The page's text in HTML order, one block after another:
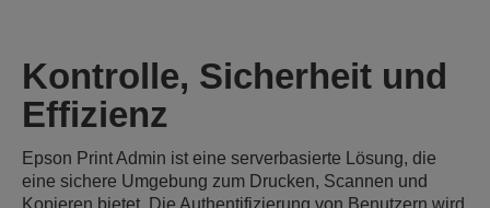
Kontrolle, Sicherheit und
Effizienz
Epson Print Admin ist eine serverbasierte Lösung, die
eine sichere Umgebung zum Drucken, Scannen und
Kopieren bietet. Die Authentifizierung von Benutzern wird